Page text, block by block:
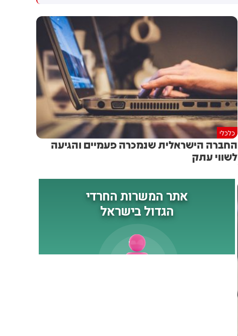
הבוקר בשכונת בקעה בירושלים
בזמן מעבר בהורמוז, שלושה
מהם במהלך השבוע
כלכלי
החברה הישראלית שנמכרה פעמיים והגיעה
לשווי עתק